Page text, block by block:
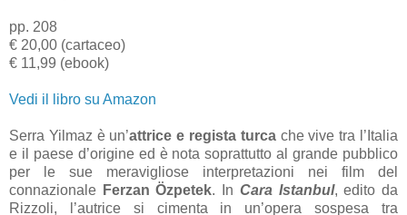
pp. 208
€ 20,00 (cartaceo)
€ 11,99 (ebook)
Vedi il libro su Amazon
Serra Yilmaz è un’attrice e regista turcache vive tra l’Italia
e il paese d’origine ed è nota soprattutto al grande pubblico
per le sue meravigliose interpretazioni nei film del
connazionale Ferzan Özpetek. In Cara Istanbul, edito da
Rizzoli, l’autrice si cimenta in un’opera sospesa tra